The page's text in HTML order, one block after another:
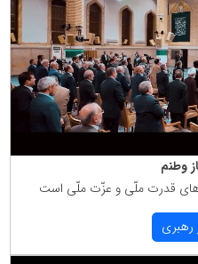
وطنم
قدرت ملّی و عزّت ملّی است
رهبری